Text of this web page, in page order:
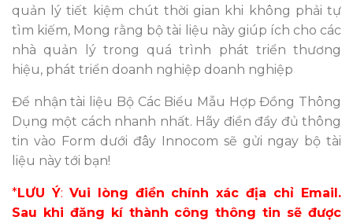
quản lý tiết kiệm chút thời gian khi không phải tự
tìm kiếm, Mong rằng bộ tài liệu này giúp ích cho các
nhà quản lý trong quá trình phát triển thương
hiệu, phát triển doanh nghiệp doanh nghiệp
Để nhận tài liệu Bộ Các Biểu Mẫu Hợp Đồng Thông
Dụng một cách nhanh nhất. Hãy điền đầy đủ thông
tin vào Form dưới đây Innocom sẽ gửi ngay bộ tài
liệu này tới bạn!
*LƯU Ý: Vui lòng điền chính xác địa chỉ Email.
Sau khi đăng kí thành công thông tin sẽ được